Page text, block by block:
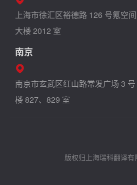
上海市徐汇区裕德路 126 号氪空间
大楼 2012 室
南京
南京市玄武区红山路常发广场 3 号
楼 827、829 室
版权归上海瑞科翻译有